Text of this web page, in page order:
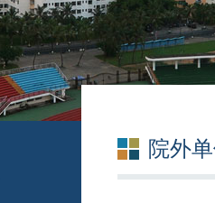
院外